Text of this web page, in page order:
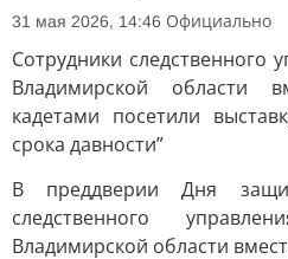
31 мая 2026, 14:46 Официально
Сотрудники следственного
Владимирской области
кадетами посетили
срока давности”
В преддверии Дня
следственного
Владимирской области